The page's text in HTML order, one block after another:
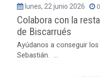
lunes, 22 junio 2026
Colabora con la
de Biscarrués
Ayúdanos a conseguir
Sebastián. ...